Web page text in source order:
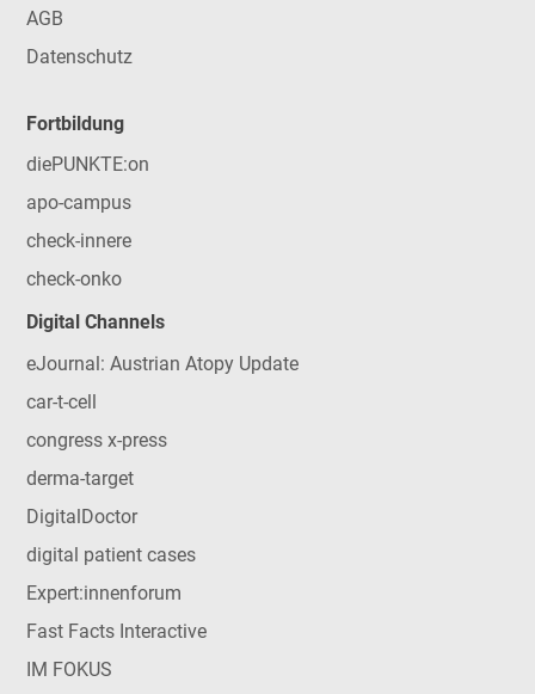
AGB
Datenschutz
Fortbildung
diePUNKTE:on
apo-campus
check-innere
check-onko
Digital Channels
eJournal: Austrian Atopy Update
car-t-cell
congress x-press
derma-target
DigitalDoctor
digital patient cases
Expert:innenforum
Fast Facts Interactive
IM FOKUS